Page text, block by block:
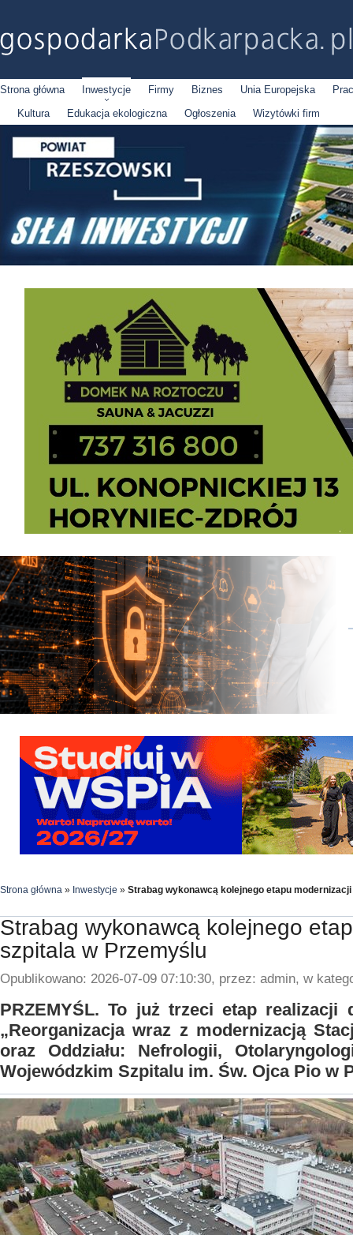
Strona główna Inwestycje Firmy Biznes Unia Europejska
Kultura
Edukacja ekologiczna Ogłoszenia Wizytówki firm
Strona główna » Inwestycje » Strabag wykonawcą kolejnego etapu
Strabag wykonawcą kolejnego
szpitala w Przemyślu
Opublikowano: 2026-07-09 07:10:30, przez: admin, w
PRZEMYŚL. To już trzeci etap realizacji
„Reorganizacja wraz z modernizacją
oraz Oddziału: Nefrologii,
Wojewódzkim Szpitalu im. Św. Ojca Pio w